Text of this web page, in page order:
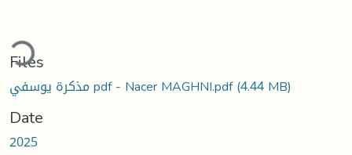
Files
مذكرة يوسفي pdf - Nacer MAGHNI.pdf(4.44 MB)
Date
2025